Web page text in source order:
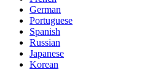
German
Portuguese
Spanish
Russian
Japanese
Korean